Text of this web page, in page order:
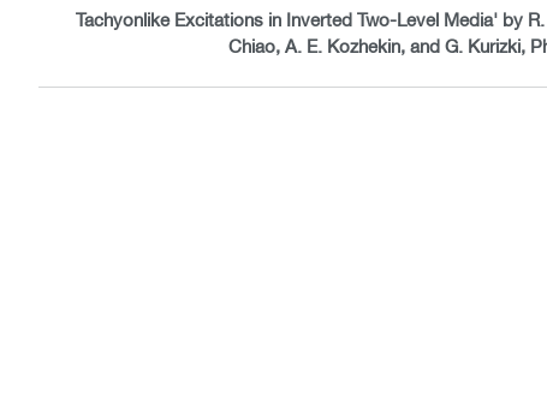
Tachyonlike Excitations in Inverted Two-Level Media' by
Chiao, A. E. Kozhekin, and G. Kurizki,